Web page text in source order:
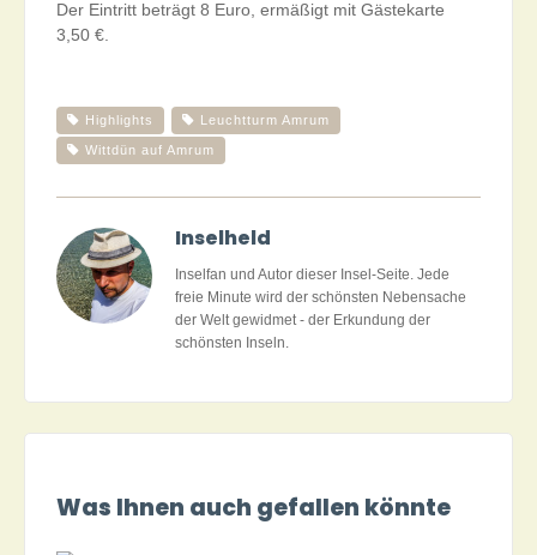
Der Eintritt beträgt 8 Euro, ermäßigt mit Gästekarte
3,50 €.
Highlights Leuchtturm Amrum
Wittdün auf Amrum
Inselheld
Inselfan und Autor dieser Insel-Seite. Jede
freie Minute wird der schönsten Nebensache
der Welt gewidmet - der Erkundung der
schönsten Inseln.
Was Ihnen auch gefallen könnte